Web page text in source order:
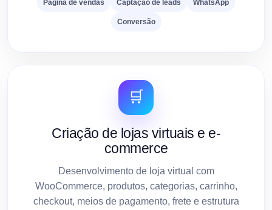
Página de vendas Captação de leads WhatsApp
Conversão
🛒
Criação de lojas virtuais e e-
commerce
Desenvolvimento de loja virtual com
WooCommerce, produtos, categorias, carrinho,
checkout, meios de pagamento, frete e estrutura